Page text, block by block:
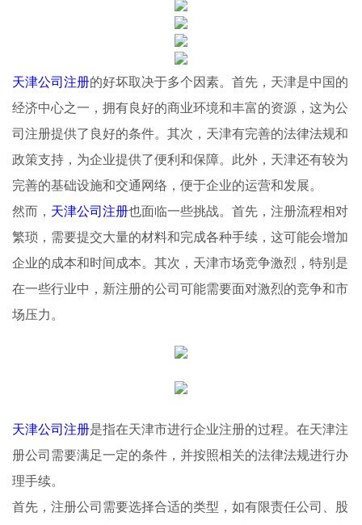
天津公司注册的好坏取决于多个因素。首先，天津是中国的
经济中心之一，拥有良好的商业环境和丰富的资源，这为公
司注册提供了良好的条件。其次，天津有完善的法律法规和
政策支持，为企业提供了便利和保障。此外，天津还有较为
完善的基础设施和交通网络，便于企业的运营和发展。
然而， 天津公司注册也面临一些挑战。首先，注册流程相对
繁琐，需要提交大量的材料和完成各种手续，这可能会增加
企业的成本和时间成本。其次，天津市场竞争激烈，特别是
在一些行业中，新注册的公司可能需要面对激烈的竞争和市
场压力。
天津公司注册是指在天津市进行企业注册的过程。在天津注
册公司需要满足一定的条件，并按照相关的法律法规进行办
理手续。
首先，注册公司需要选择合适的类型，如有限责任公司、股